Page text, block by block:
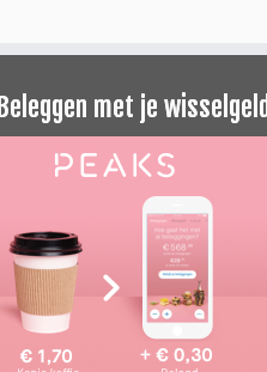
Beleggen met je wisselgeld